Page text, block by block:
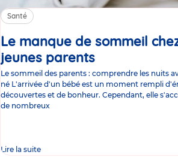
Santé
Le manque de sommeil
jeunes parents
Le sommeil des parents : comprendre les nuits
né L'arrivée d'un bébé est un moment rempli
découvertes et de bonheur. Cependant, elle
de nombreux
Lire la suite